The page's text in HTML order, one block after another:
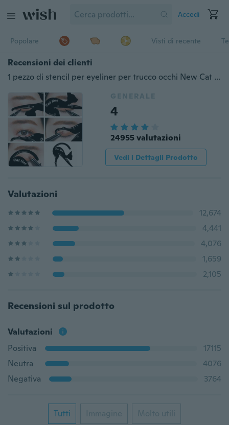
Accedi
Popolare Visti di recente
Recensioni dei clienti
1 pezzo di stencil per eyeliner per trucco occhi New Cat Line
GENERALE
4
24955 valutazioni
Vedi i Dettagli Prodotto
Valutazioni
12,674
4,441
4,076
1,659
2,105
Recensioni sul prodotto
Valutazioni
Positiva
17115
Neutra
4076
Negativa
3764
Tutti Immagine Molto utili